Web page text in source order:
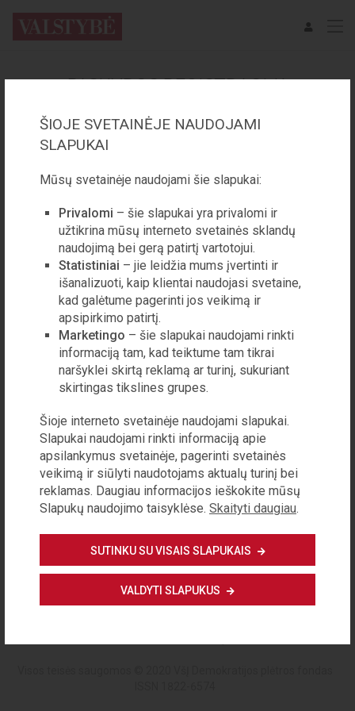
PASKYROS REGISTRACIJA
EL. PAŠTAS
PAVARDĖ
SLAPTAŽODIS
SLAPTAŽODIS (DAR KARTĄ)
Privatumo politika
Reklamos galimybės
ŠIOJE SVETAINĖJE NAUDOJAMI
SLAPUKAI
Mūsų svetainėje naudojami šie slapukai:
Privalomi – šie slapukai yra privalomi ir
užtikrina mūsų interneto svetainės sklandų
naudojimą bei gerą patirtį vartotojui.
Statistiniai – jie leidžia mums įvertinti ir
išanalizuoti, kaip klientai naudojasi svetaine,
kad galėtume pagerinti jos veikimą ir
apsipirkimo patirtį.
Marketingo – šie slapukai naudojami rinkti
informaciją tam, kad teiktume tam tikrai
naršyklei skirtą reklamą ar turinį, sukuriant
skirtingas tikslines grupes.
Šioje interneto svetainėje naudojami slapukai.
Slapukai naudojami rinkti informaciją apie
apsilankymus svetainėje, pagerinti svetainės
veikimą ir siūlyti naudotojams aktualų turinį bei
reklamas. Daugiau informacijos ieškokite mūsų
Slapukų naudojimo taisyklėse. Skaityti daugiau.
SUTINKU SU VISAIS SLAPUKAIS
VALDYTI SLAPUKUS